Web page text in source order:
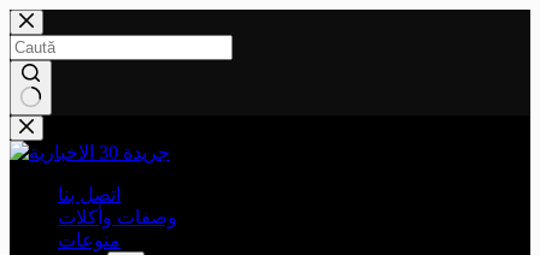
Sari
la
conținut
Niciun
rezultat
اتصل بنا
وصفات وأكلات
منوعات